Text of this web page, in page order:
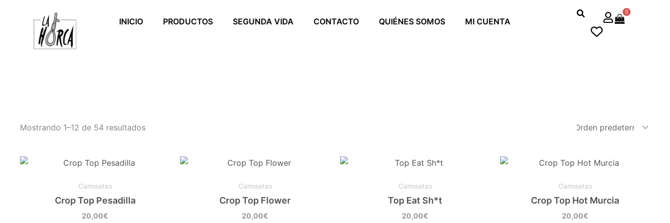
INICIO PRODUCTOS SEGUNDA VIDA CONTACTO QUIÉNES SOMOS MI CUENTA
0
Cart
Mostrando 1–12 de 54 resultados
Camisetas
Crop Top Pesadilla
20,00€
Este
tiene
múltiples
variantes.
Camisetas
Crop Top Flower
20,00€
Este
tiene
múltiples
variantes.
Camisetas
Top Eat Sh*t
20,00€
Este
tiene
múltiples
variantes.
Camisetas
Crop Top Hot Murcia
20,00€
Este
tiene
múltiples
variantes.